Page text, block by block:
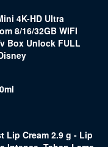
4K-HD Ultra
8/16/32GB WIFI
Box Unlock FULL
Lip Cream 2.9 g - Lip